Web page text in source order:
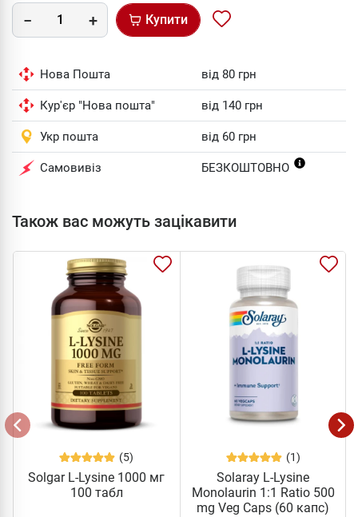
Купити
Нова Пошта від 80 грн
Кур'єр "Нова пошта" від 140 грн
Укр пошта від 60 грн
Самовивіз БЕЗКОШТОВНО
Також вас можуть зацікавити
(5)
Solgar L-Lysine 1000 мг
100 табл
(1)
Solaray L-Lysine
Monolaurin 1:1 Ratio 500
mg Veg Caps (60 капс)